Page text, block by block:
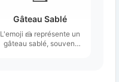
Gâteau Sablé
L'emoji 🍰 représente un
gâteau sablé, souvent